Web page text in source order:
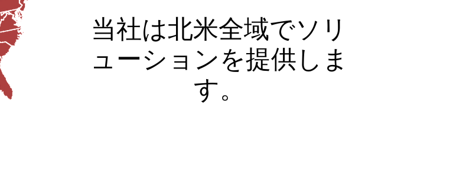
当社は北米全域でソリ
ューションを提供しま
す。